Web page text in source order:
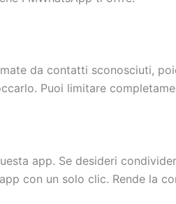
da contatti sconosciuti,
Puoi limitare
app. Se desideri
con un solo clic. Rende la